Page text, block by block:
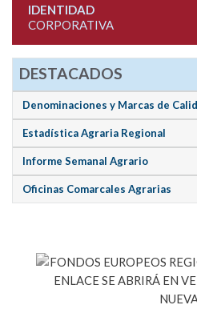
IDENTIDAD
CORPORATIVA
DESTACADOS
Denominaciones y Marcas de
Estadística Agraria Regional
Informe Semanal Agrario
Oficinas Comarcales Agrarias